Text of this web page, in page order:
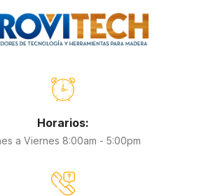
Horarios:
a Viernes 8:00am - 5:00pm